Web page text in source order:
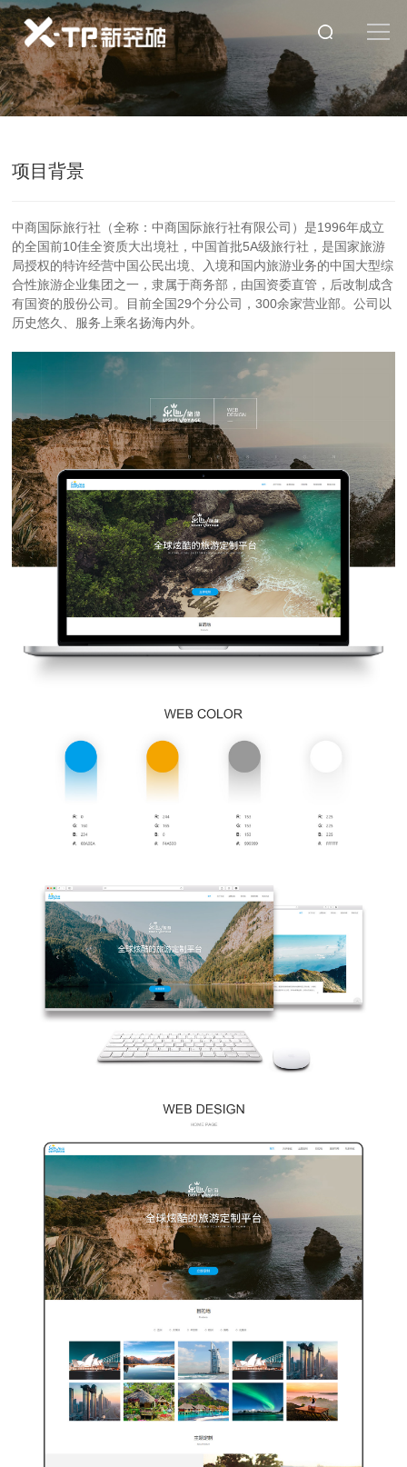
项目背景
中商国际旅行社（全称：中商国际旅行社有限公司）是1996年成立
的全国前10佳全资质大出境社，中国首批5A级旅行社，是国家旅游
局授权的特许经营中国公民出境、入境和国内旅游业务的中国大型综
合性旅游企业集团之一，隶属于商务部，由国资委直管，后改制成含
有国资的股份公司。目前全国29个分公司，300余家营业部。公司以
历史悠久、服务上乘名扬海内外。